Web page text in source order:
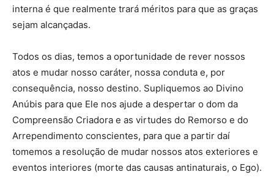
interna é que realmente trará méritos para que as graças
sejam alcançadas.
Todos os dias, temos a oportunidade de rever nossos
atos e mudar nosso caráter, nossa conduta e, por
consequência, nosso destino. Supliquemos ao Divino
Anúbis para que Ele nos ajude a despertar o dom da
Compreensão Criadora e as virtudes do Remorso e do
Arrependimento conscientes, para que a partir daí
tomemos a resolução de mudar nossos atos exteriores e
eventos interiores (morte das causas antinaturais, o Ego).